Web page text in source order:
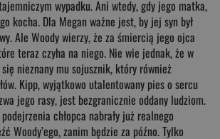
wypadku. Ani wtedy, gdy jego matka,
kocha. Dla Megan ważne jest, by jej syn był
Ale Woody wierzy, że za śmiercią jego ojca
teraz czyha na niego. Nie wie jednak, że w
nieznany mu sojusznik, który również
Kipp, wyjątkowo utalentowany pies o sercu
jego rasy, jest bezgranicznie oddany ludziom.
chłopca nabrały już realnego
Woody’ego, zanim będzie za późno. Tylko